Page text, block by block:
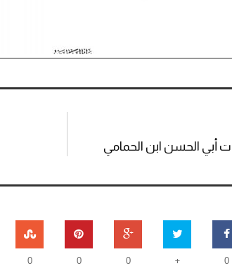
أبي الحسن ابن الحمامي
0
+
0
0
0